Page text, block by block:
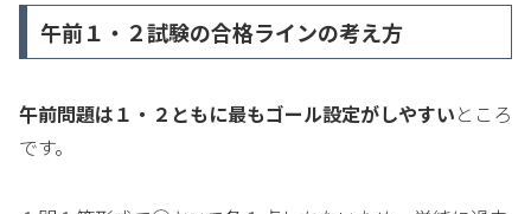
午前１・２試験の合格ラインの考え方
午前問題は１・２ともに最もゴール設定がしやすいところ
です。